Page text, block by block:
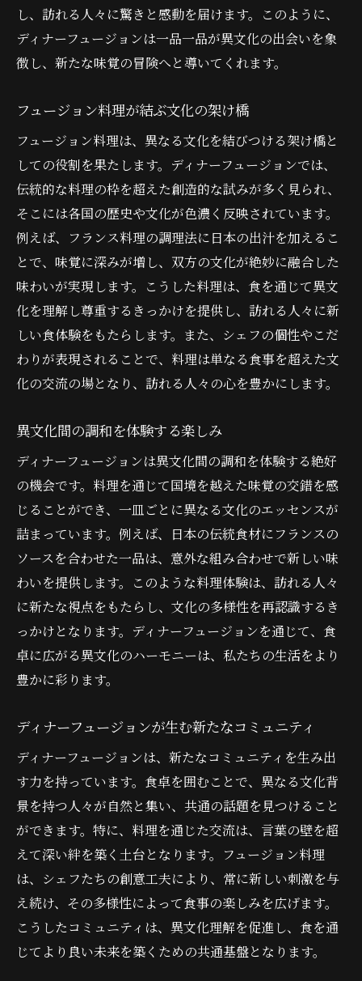
し、訪れる人々に驚きと感動を届けます。このように、
ディナーフュージョンは一品一品が異文化の出会いを象
徴し、新たな味覚の冒険へと導いてくれます。
フュージョン料理が結ぶ文化の架け橋
フュージョン料理は、異なる文化を結びつける架け橋と
しての役割を果たします。ディナーフュージョンでは、
伝統的な料理の枠を超えた創造的な試みが多く見られ、
そこには各国の歴史や文化が色濃く反映されています。
例えば、フランス料理の調理法に日本の出汁を加えるこ
とで、味覚に深みが増し、双方の文化が絶妙に融合した
味わいが実現します。こうした料理は、食を通じて異文
化を理解し尊重するきっかけを提供し、訪れる人々に新
しい食体験をもたらします。また、シェフの個性やこだ
わりが表現されることで、料理は単なる食事を超えた文
化の交流の場となり、訪れる人々の心を豊かにします。
異文化間の調和を体験する楽しみ
ディナーフュージョンは異文化間の調和を体験する絶好
の機会です。料理を通じて国境を越えた味覚の交錯を感
じることができ、一皿ごとに異なる文化のエッセンスが
詰まっています。例えば、日本の伝統食材にフランスの
ソースを合わせた一品は、意外な組み合わせで新しい味
わいを提供します。このような料理体験は、訪れる人々
に新たな視点をもたらし、文化の多様性を再認識するき
っかけとなります。ディナーフュージョンを通じて、食
卓に広がる異文化のハーモニーは、私たちの生活をより
豊かに彩ります。
ディナーフュージョンが生む新たなコミュニティ
ディナーフュージョンは、新たなコミュニティを生み出
す力を持っています。食卓を囲むことで、異なる文化背
景を持つ人々が自然と集い、共通の話題を見つけること
ができます。特に、料理を通じた交流は、言葉の壁を超
えて深い絆を築く土台となります。フュージョン料理
は、シェフたちの創意工夫により、常に新しい刺激を与
え続け、その多様性によって食事の楽しみを広げます。
こうしたコミュニティは、異文化理解を促進し、食を通
じてより良い未来を築くための共通基盤となります。